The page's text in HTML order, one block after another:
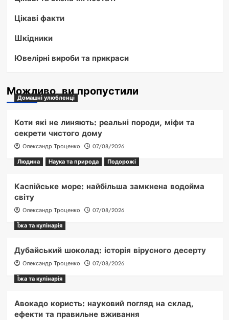
Цікаві факти
Шкідники
Ювелірні вироби та прикраси
Можливо, ви пропустили
Домашні улюбленці
Коти які не линяють: реальні породи, міфи та
секрети чистого дому
Олександр Троценко
07/08/2026
Людина
Наука та природа Подорожі
Каспійське море: найбільша замкнена водойма
світу
Олександр Троценко
07/08/2026
Їжа та кулінарія
Дубайський шоколад: історія вірусного десерту
Олександр Троценко
07/08/2026
Їжа та кулінарія
Авокадо користь: науковий погляд на склад,
ефекти та правильне вживання